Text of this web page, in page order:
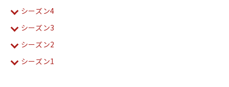
シーズン4
シーズン3
シーズン2
シーズン1